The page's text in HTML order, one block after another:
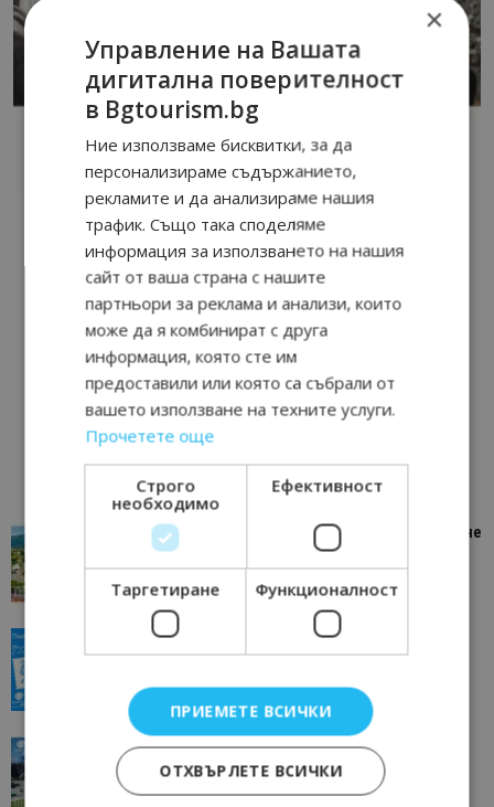
“Пощенска картичка от…”: Петрич – Изживяване
отвъд очакваното
11/07/2026 11:22
“Пощенска картичка от…”: Пловдив, градът на
всички времена
Пловдив 23/06/2026 10:00
“Пощенска картичка от…”: Перник – град на
традициите, културата и вдъхновяващите...
Перник 17/06/2026 09:01
×
Управление на Вашата
дигитална поверителност
в Bgtourism.bg
Ние използваме бисквитки, за да
персонализираме съдържанието,
рекламите и да анализираме нашия
трафик. Също така споделяме
информация за използването на нашия
сайт от ваша страна с нашите
партньори за реклама и анализи, които
може да я комбинират с друга
информация, която сте им
предоставили или която са събрали от
вашето използване на техните услуги.
Прочетете още
Строго
необходимо
Ефективност
Таргетиране Функционалност
ПРИЕМЕТЕ ВСИЧКИ
ОТХВЪРЛЕТЕ ВСИЧКИ